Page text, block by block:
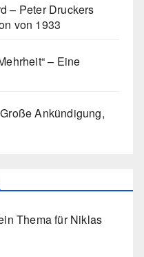
– Peter Druckers
von 1933
– Eine
Ankündigung,
Thema für Niklas